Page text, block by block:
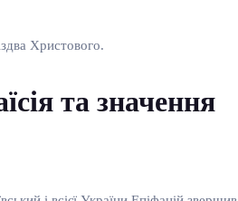
Христового.
та значення